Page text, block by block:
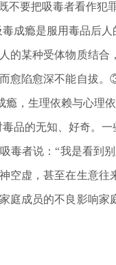
不要把吸毒者看作
成瘾是服用毒品后
的某种受体物质结
愈陷愈深不能自拔
瘾，生理依赖与心理
品的无知、好奇。
毒者说：“我是看到
空虚，甚至在生意
庭成员的不良影响家